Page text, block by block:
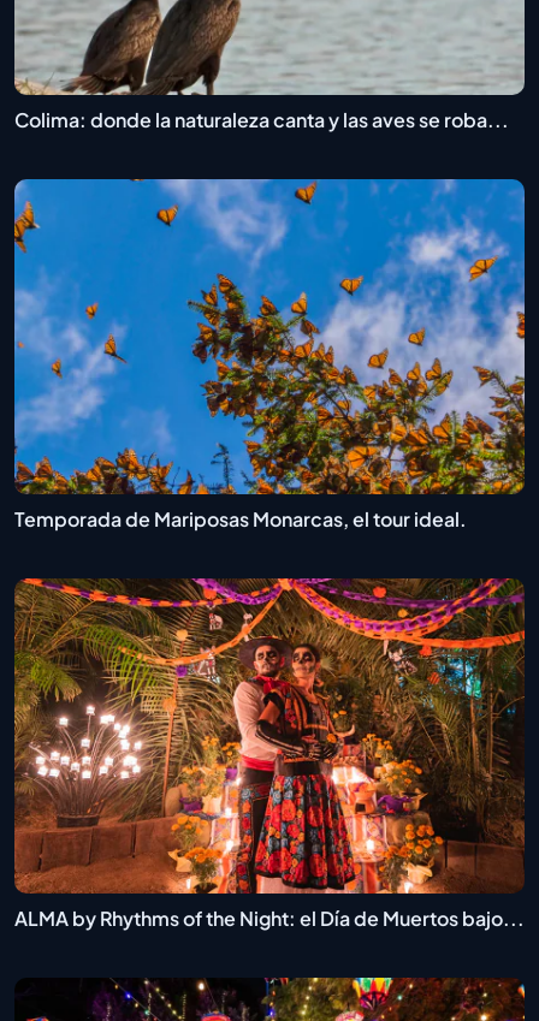
Colima: donde la naturaleza canta y las aves se roba...
Temporada de Mariposas Monarcas, el tour ideal.
ALMA by Rhythms of the Night: el Día de Muertos bajo...